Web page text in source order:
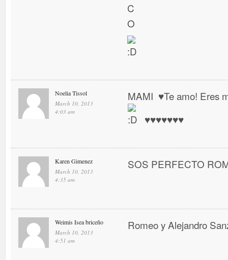
C
O
Noelia Tissol
March 10, 2013
4:03 am
MAMI ♥ Te amo! Eres
♥ ♥ ♥ ♥ ♥ ♥ ♥
Karen Gimenez
March 10, 2013
4:35 am
SOS PERFECTO
Weimis Isea briceño
March 10, 2013
4:51 am
Romeo y Alejandro